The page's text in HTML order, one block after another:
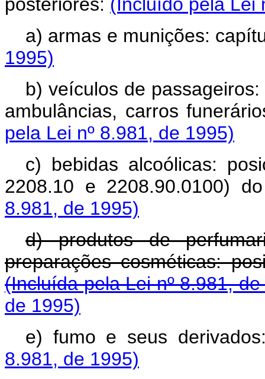
a) armas e munições:
1995)
b) veículos de
ambulâncias, carros
pela Lei nº 8.981, de 1995)
c) bebidas alcoólicas:
2208.10 e 2208.90.0100)
8.981, de 1995)
d) produtos de
preparações cosméticas:
(Incluída pela Lei nº 8.981,
de 1995)
e) fumo e seus
8.981, de 1995)